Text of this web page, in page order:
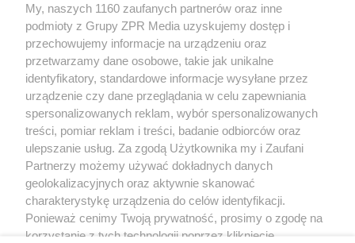
Żaden utwór zamieszczony w serwisie nie może być powielany i
rozpowszechniany lub dalej rozpowszechniany w jakikolwiek sposób (w
tym także elektroniczny lub mechaniczny) na jakimkolwiek polu
eksploatacji w jakiejkolwiek formie, włącznie z umieszczaniem w Internecie
bez pisemnej zgody właściciela praw. Jakiekolwiek użycie lub
wykorzystanie utworów w całości lub w części z naruszeniem prawa, tzn.
bez właściwej zgody, jest zabronione pod groźbą kary i może być ścigane
prawnie.
O nas
My, naszych 1160 zaufanych partnerów oraz inne
podmioty z Grupy ZPR Media uzyskujemy dostęp i
przechowujemy informacje na urządzeniu oraz
przetwarzamy dane osobowe, takie jak unikalne
identyfikatory, standardowe informacje wysyłane przez
urządzenie czy dane przeglądania w celu zapewniania
spersonalizowanych reklam, wybór spersonalizowanych
treści, pomiar reklam i treści, badanie odbiorców oraz
ulepszanie usług. Za zgodą Użytkownika my i Zaufani
Partnerzy możemy używać dokładnych danych
geolokalizacyjnych oraz aktywnie skanować
charakterystykę urządzenia do celów identyfikacji.
Ponieważ cenimy Twoją prywatność, prosimy o zgodę na
korzystanie z tych technologii poprzez kliknięcie